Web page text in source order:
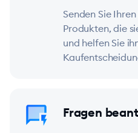
Senden Sie
Produkten, die
und helfen Sie
Fragen